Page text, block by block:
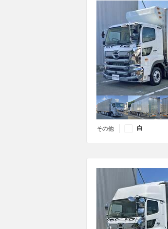
その他 白